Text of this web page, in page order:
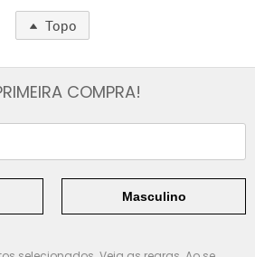
Topo
COMPRA!
Masculino